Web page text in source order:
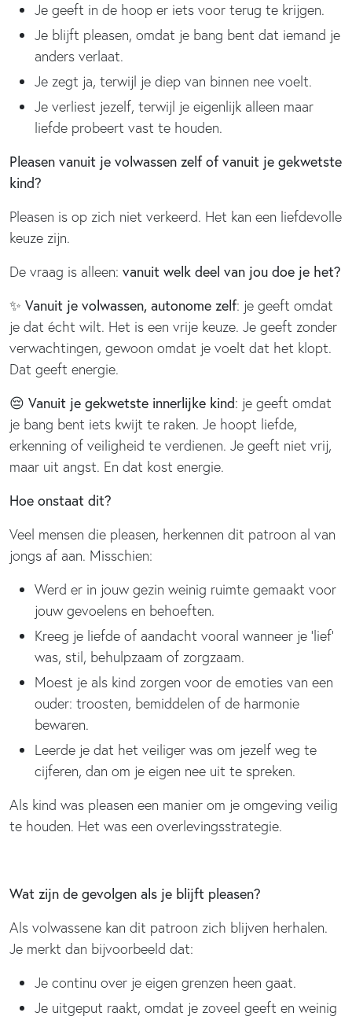
Je geeft in de hoop er iets voor terug te krijgen.
Je blijft pleasen, omdat je bang bent dat iemand je
anders verlaat.
Je zegt ja, terwijl je diep van binnen nee voelt.
Je verliest jezelf, terwijl je eigenlijk alleen maar
liefde probeert vast te houden.
Pleasen vanuit je volwassen zelf of vanuit je gekwetste
kind?
Pleasen is op zich niet verkeerd. Het kan een liefdevolle
keuze zijn.
De vraag is alleen: vanuit welk deel van jou doe je het?
✨ Vanuit je volwassen, autonome zelf: je geeft omdat
je dat écht wilt. Het is een vrije keuze. Je geeft zonder
verwachtingen, gewoon omdat je voelt dat het klopt.
Dat geeft energie.
😔 Vanuit je gekwetste innerlijke kind: je geeft omdat
je bang bent iets kwijt te raken. Je hoopt liefde,
erkenning of veiligheid te verdienen. Je geeft niet vrij,
maar uit angst. En dat kost energie.
Hoe onstaat dit?
Veel mensen die pleasen, herkennen dit patroon al van
jongs af aan. Misschien:
Werd er in jouw gezin weinig ruimte gemaakt voor
jouw gevoelens en behoeften.
Kreeg je liefde of aandacht vooral wanneer je ‘lief’
was, stil, behulpzaam of zorgzaam.
Moest je als kind zorgen voor de emoties van een
ouder: troosten, bemiddelen of de harmonie
bewaren.
Leerde je dat het veiliger was om jezelf weg te
cijferen, dan om je eigen nee uit te spreken.
Als kind was pleasen een manier om je omgeving veilig
te houden. Het was een overlevingsstrategie.
Wat zijn de gevolgen als je blijft pleasen?
Als volwassene kan dit patroon zich blijven herhalen.
Je merkt dan bijvoorbeeld dat:
Je continu over je eigen grenzen heen gaat.
Je uitgeput raakt, omdat je zoveel geeft en weinig